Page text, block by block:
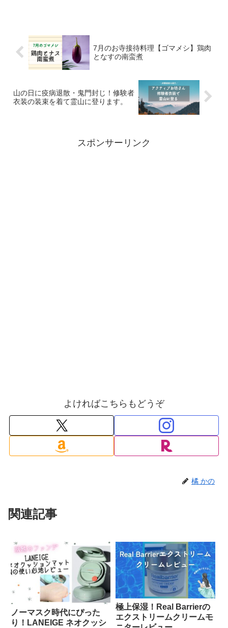
7月のお寺接待料理【ゴマメシ】鶏肉
となすの南蛮煮
山の日に疫病退散・鬼門封じ！修験者
衣装の装束を着て霊山に登ります。
スポンサーリンク
よければこちらもどうぞ
橘 かの
関連記事
ノーマスク時代にぴった
り！LANEIGE ネオクッシ
極上保湿！Real Barrierの
エクストリームクリームモ